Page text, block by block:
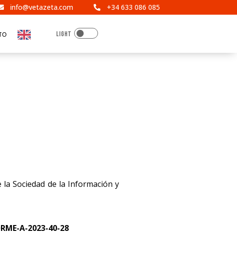
info@vetazeta.com  +34 633 086 085

Sociedad de la Información y
A-2023-40-28